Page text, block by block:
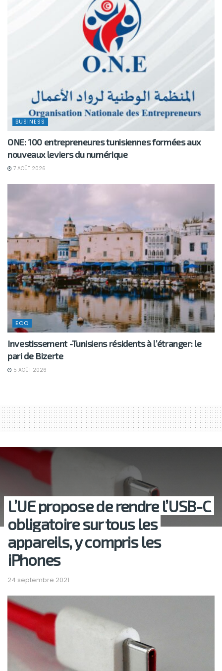
BUSINESS
ONE: 100 entrepreneures tunisiennes formées aux
nouveaux leviers du numérique
7 AOÛT 2026
ECO
Investissement -Tunisiens résidents à l’étranger: le
pari de Bizerte
5 AOÛT 2026
L’UE propose de rendre l’USB-C
obligatoire sur tous les
appareils, y compris les
iPhones
24 septembre 2021